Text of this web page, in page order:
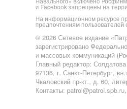
и Facebook запрещены на
На информационном ресурсе
предпочтениям
© 2026 Сетевое издание
зарегистрировано
и массовых коммуникаций
Главный редактор:
97136, г. Санкт-Петербург,
Чкаловский пр-кт., д. 60,
Контакты: